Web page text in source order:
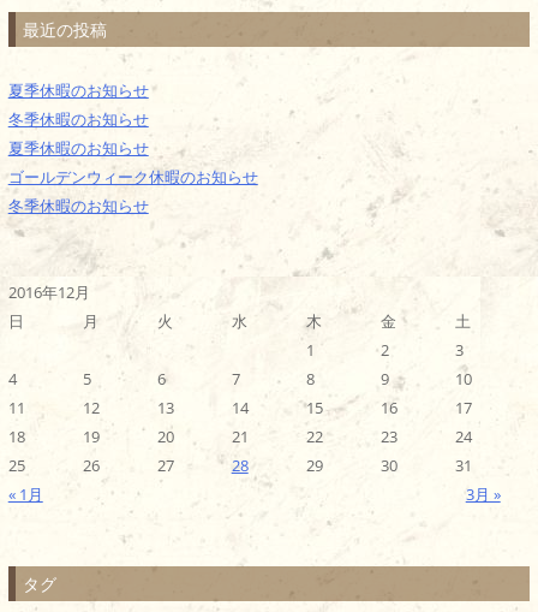
最近の投稿
夏季休暇のお知らせ
冬季休暇のお知らせ
夏季休暇のお知らせ
ゴールデンウィーク休暇のお知らせ
冬季休暇のお知らせ
2016年12月
日
月 火 水 木 金
土
1
2
3
4
5 6 7 8 9
10
11
12 13 14 15 16
17
18
19 20 21 22 23
24
25
26 27 28 29 30
31
« 1月
3月 »
タグ